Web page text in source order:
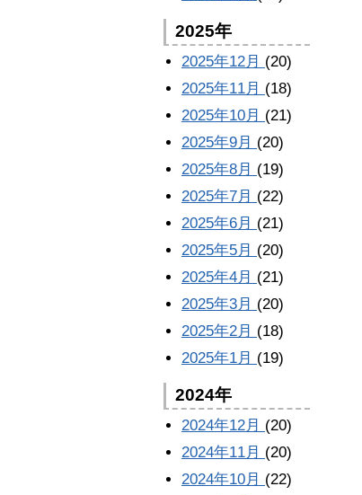
2025年
2025年12月 (20)
2025年11月 (18)
2025年10月 (21)
2025年9月 (20)
2025年8月 (19)
2025年7月 (22)
2025年6月 (21)
2025年5月 (20)
2025年4月 (21)
2025年3月 (20)
2025年2月 (18)
2025年1月 (19)
2024年
2024年12月 (20)
2024年11月 (20)
2024年10月 (22)